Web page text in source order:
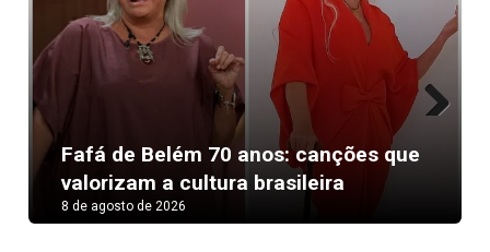
Fafá de Belém 70 anos: canções que
valorizam a cultura brasileira
8 de agosto de 2026
Next